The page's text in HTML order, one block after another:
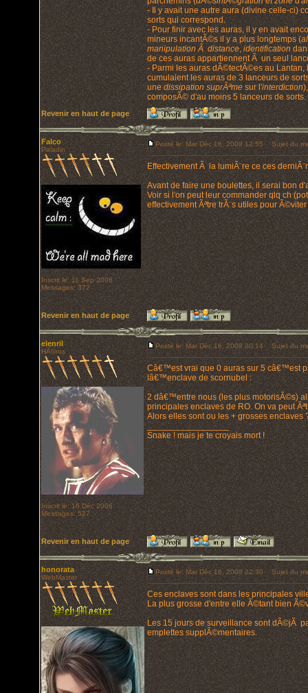
- Il y avait une autre aura (divine celle-ci)
sorts qui correspond.
- Pour finir avec les auras, il y en avait
mineurs incantÃ©s il y a plus longtemps (
manipulation Ã distance,identification
de ces auras appartiennent Ã un seul
- Parmi les auras dÃ©tectÃ©es au Lantan,
cumulaient les auras de 3 lanceurs de
unedissipation suprÃªmesur l'interdiction
composÃ© d'au moins 5 lanceurs de
Revenir en haut de page
Falco
Paladin
Inscrit le: 11 Sep 2006
Messages: 372
Posté le: Mar Déc 16, 2008 12:55 Sujet du
Effectivement Ã la lumiÃ¨re ce ces
Avant de faire une boulettes, il serai bon
Voir si l'on peut leur commander qlq ch
effectivement Ãªtre trÃ¨s utiles pour
Revenir en haut de page
elenril
HÃ©ros
Inscrit le: 16 Déc 2006
Messages: 527
Posté le: Mar Déc 16, 2008 20:14 Sujet du
Câ€™est vrai que 0 auras sur 5 câ€™est
lâ€™enclave de scornubel :
2 dâ€™entre nous (les plus motorisÃ©s)
principales enclaves de RO. On va peut
Alors elles sont ou les + grosses enclaves
_________________
Snake ! mais je te croyais mort !
Revenir en haut de page
honorata
WebMaster
Posté le: Mar Déc 16, 2008 22:30 Sujet du
Ces enclaves sont dans les principales
La plus grosse d'entre elle Ã©tant bien
Les 15 jours de surveillance sont dÃ©jÃ
emplettes supplÃ©mentaires.